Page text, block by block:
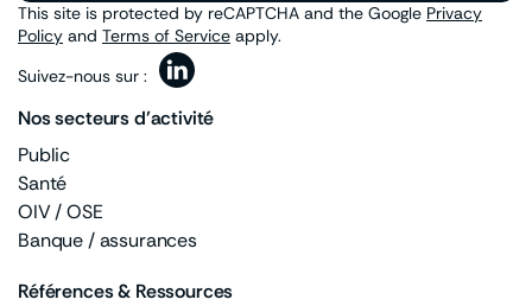
Nos secteurs d’activité
Public
Santé
OIV / OSE
Banque / assurances
Références & Ressources
This site is protected by reCAPTCHA and the Google Privacy
Policy and Terms of Service apply.
Suivez-nous sur :